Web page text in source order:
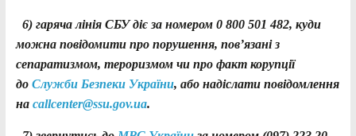
6) гаряча лінія СБУ діє за номером 0 800 501 482, куди
можна повідомити про порушення, пов’язані з
сепаратизмом, тероризмом чи про факт корупції
до Служби Безпеки України, або надіслати повідомлення
на callcenter@ssu.gov.ua.